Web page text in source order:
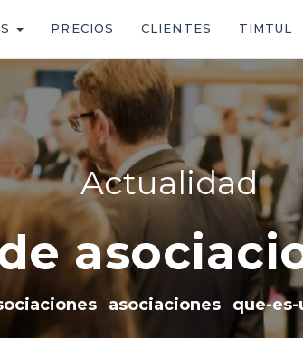
PRECIOS CLIENTES TIMTUL
asociaciones que-